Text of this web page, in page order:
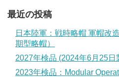
最近の投稿
日本陸軍：戦時略帽 軍帽改
期型略帽）
2027年検品 (2024年6月25
2023年検品：Modular